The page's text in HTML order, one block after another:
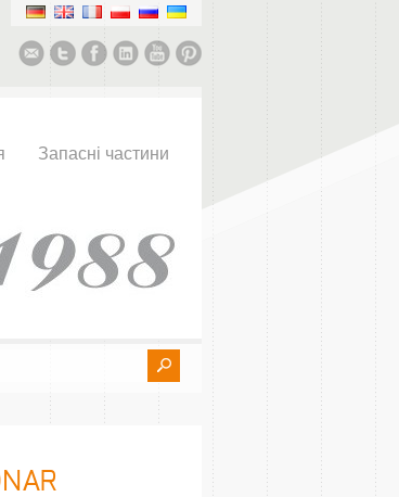
Запасні частини